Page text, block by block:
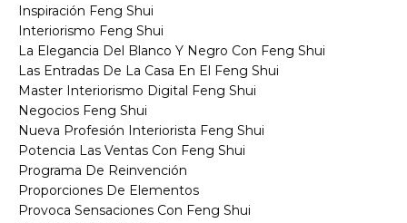
Inspiración Feng Shui
Interiorismo Feng Shui
La Elegancia Del Blanco Y Negro Con Feng Shui
Las Entradas De La Casa En El Feng Shui
Master Interiorismo Digital Feng Shui
Negocios Feng Shui
Nueva Profesión Interiorista Feng Shui
Potencia Las Ventas Con Feng Shui
Programa De Reinvención
Proporciones De Elementos
Provoca Sensaciones Con Feng Shui